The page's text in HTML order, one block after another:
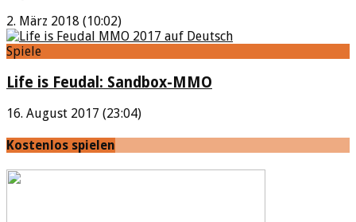
2. März 2018 (10:02)
Spiele
Life is Feudal: Sandbox-MMO
16. August 2017 (23:04)
Kostenlos spielen